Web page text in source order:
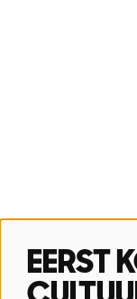
EERST